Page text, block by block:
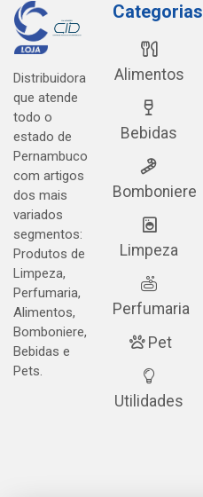
Distribuidora
que atende
todo o
estado de
Pernambuco
com artigos
dos mais
variados
segmentos:
Produtos de
Limpeza,
Perfumaria,
Alimentos,
Bomboniere,
Bebidas e
Pets.
Categorias
Alimentos
Bebidas
Bomboniere
Limpeza
Perfumaria
Pet
Utilidades